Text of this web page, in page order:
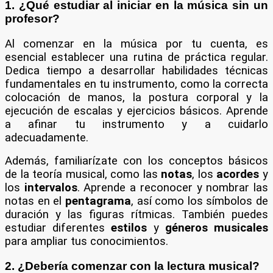
1. ¿Qué estudiar al iniciar en la música sin un
profesor?
Al comenzar en la música por tu cuenta, es
esencial establecer una rutina de práctica regular.
Dedica tiempo a desarrollar habilidades técnicas
fundamentales en tu instrumento, como la correcta
colocación de manos, la postura corporal y la
ejecución de escalas y ejercicios básicos. Aprende
a afinar tu instrumento y a cuidarlo
adecuadamente.
Además, familiarízate con los conceptos básicos
de la teoría musical, como las notas, los acordes y
los intervalos. Aprende a reconocer y nombrar las
notas en el pentagrama, así como los símbolos de
duración y las figuras rítmicas. También puedes
estudiar diferentesestilos y géneros musicales
para ampliar tus conocimientos.
2. ¿Debería comenzar con la lectura musical?